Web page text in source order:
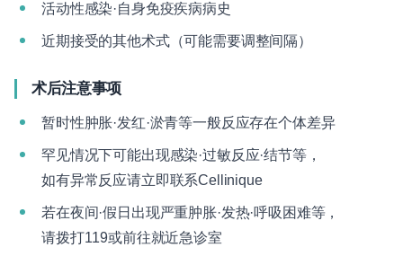
活动性感染·自身免疫疾病病史
近期接受的其他术式（可能需要调整间隔）
术后注意事项
暂时性肿胀·发红·淤青等一般反应存在个体差异
罕见情况下可能出现感染·过敏反应·结节等，
如有异常反应请立即联系Cellinique
若在夜间·假日出现严重肿胀·发热·呼吸困难等，
请拨打119或前往就近急诊室